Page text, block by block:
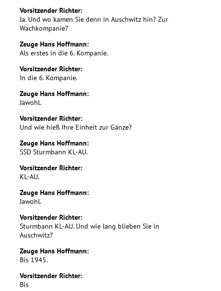
Vorsitzender Richter:
Ja. Und wo kamen Sie denn in Auschwitz hin? Zur
Wachkompanie?
Zeuge Hans Hoffmann:
Als erstes in die 6. Kompanie.
Vorsitzender Richter:
In die 6. Kompanie.
Zeuge Hans Hoffmann:
Jawohl.
Vorsitzender Richter:
Und wie hieß Ihre Einheit zur Gänze?
Zeuge Hans Hoffmann:
SSD Sturmbann KL-AU.
Vorsitzender Richter:
KL-AU.
Zeuge Hans Hoffmann:
Jawohl.
Vorsitzender Richter:
Sturmbann KL-AU. Und wie lang blieben Sie in
Auschwitz?
Zeuge Hans Hoffmann:
Bis 1945.
Vorsitzender Richter:
Bis